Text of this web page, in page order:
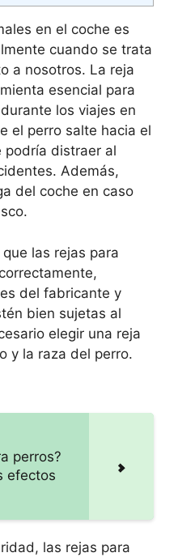
en el coche es
cuando se trata
a nosotros. La reja
esencial para
los viajes en
el perro salte hacia el
podría distraer al
Además,
del coche en caso
que las rejas para
del fabricante y
bien sujetas al
elegir una reja
y la raza del perro.
perros?
efectos
las rejas para